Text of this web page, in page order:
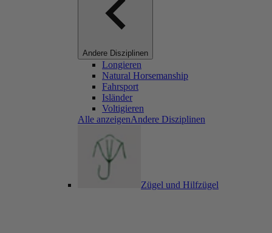
Andere Disziplinen
Longieren
Natural Horsemanship
Fahrsport
Isländer
Voltigieren
Alle anzeigenAndere Disziplinen
Zügel und Hilfzügel